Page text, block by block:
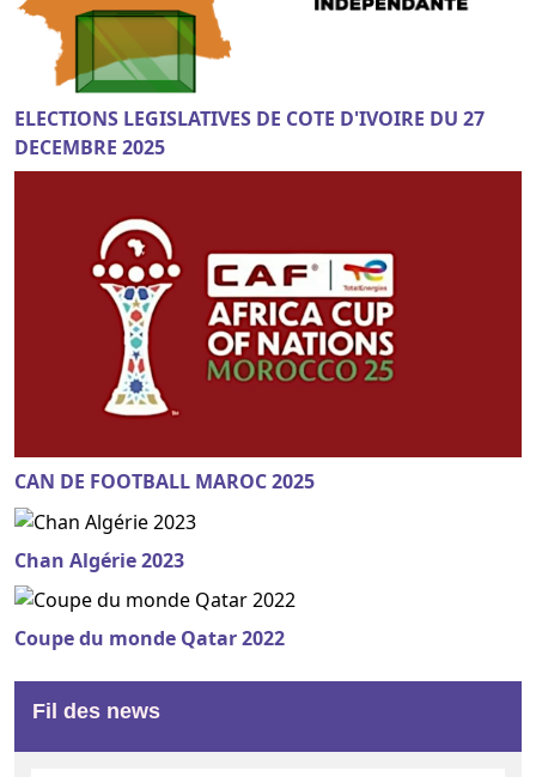
ELECTIONS LEGISLATIVES DE COTE D'IVOIRE DU 27
DECEMBRE 2025
CAN DE FOOTBALL MAROC 2025
Chan Algérie 2023
Coupe du monde Qatar 2022
Fil des news